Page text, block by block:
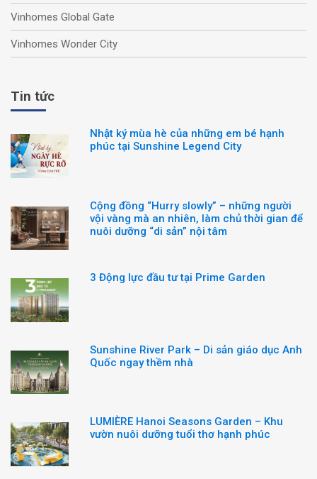
Vinhomes Global Gate
Vinhomes Wonder City
Tin tức
Nhật ký mùa hè của những em bé hạnh
phúc tại Sunshine Legend City
Cộng đồng “Hurry slowly” – những người
vội vàng mà an nhiên, làm chủ thời gian để
nuôi dưỡng “di sản” nội tâm
3 Động lực đầu tư tại Prime Garden
Sunshine River Park – Di sản giáo dục Anh
Quốc ngay thềm nhà
LUMIÈRE Hanoi Seasons Garden – Khu
vườn nuôi dưỡng tuổi thơ hạnh phúc